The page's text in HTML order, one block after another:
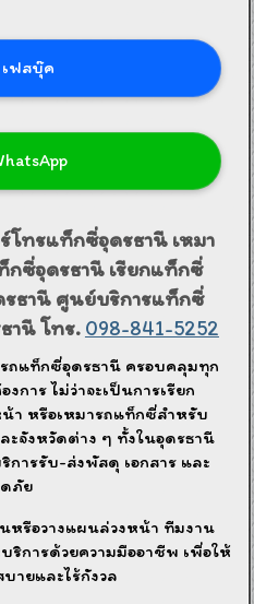
เฟสบุ๊ค
โทรแท็กซี่อุดรธานี เหมา
กซี่อุดรธานี เรียกแท็กซี่
รธานี ศูนย์บริการแท็กซี่
านี โทร. 098-841-5252
ถแท็กซี่อุดรธานี ครอบคลุมทุก
งการ ไม่ว่าจะเป็นการเรียก
า หรือเหมารถแท็กซี่สำหรับ
จังหวัดต่าง ๆ ทั้งในอุดรธานี
การรับ-ส่งพัสดุ เอกสาร และ
ดภัย
หรือวางแผนล่วงหน้า ทีมงาน
ริการด้วยความมืออาชีพ เพื่อให้
ายและไร้กังวล